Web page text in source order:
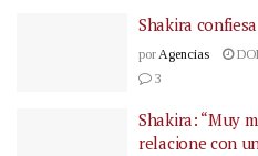
Shakira
por Agencias
3
Shakira: “Muy
relacione con